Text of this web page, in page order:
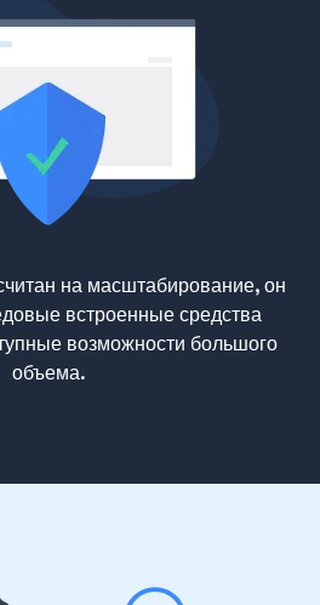
на масштабирование, он
встроенные средства
возможности большого
объема.